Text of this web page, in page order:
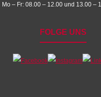
Mo – Fr: 08.00 – 12.00 und 13.00 –
FOLGE UNS